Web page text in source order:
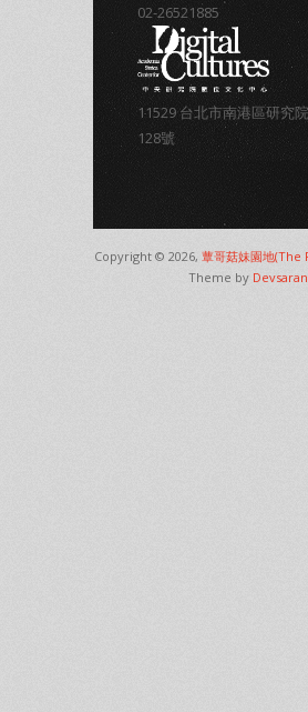
02-26521885
11529 台北市南港區研究
128號
Copyright © 2026, 蕈哥菇妹園地
Theme by Devsaran